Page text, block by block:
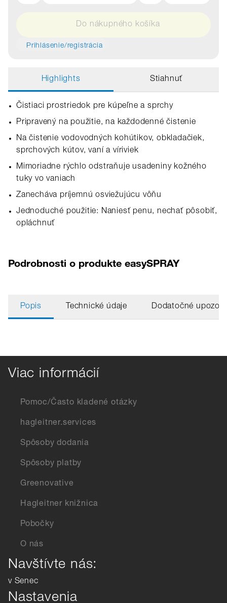
Do nákupného košíka
Prihlásenie/registrácia
Highlights Stiahnuť
Čistiaci prostriedok pre kúpeľne a sprchy
Pripravený na použitie, na každodenné čistenie
Na čistenie vodovodných kohútikov, obkladačiek,
sprchových kútov, vaní a víriviek
Mimoriadne rýchlo odstraňuje usadeniny kožného
tuky vo vaniach
Zanecháva príjemnú osviežujúcu vôňu
Jednoduché použitie: Naniesť penu, nechať pôsobiť,
opláchnuť
Podrobnosti o produkte easySPRAY
Popis Technické údaje Dodatočné
Viac informácií
Pomoc/Často kladené otázky
hagleitner.services
Spôsoby dodania
Spôsoby platby
Greenovative
Hagleitner knižnica
Pobočky
O nás
Navštívte nás:
v Senec
Nastavenia